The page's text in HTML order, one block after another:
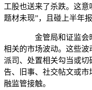
工股也送来了杀跌。这
题材未现”，且碰上半年
金管局和证监会
相关的市场波动。这些波
派司、处置相关勾当或
告、旧事、社交帖文或
融监管接触。